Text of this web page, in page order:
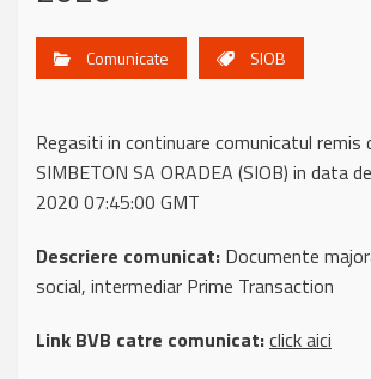
Comunicate SIOB
Regasiti in continuare comunicatul remis
SIMBETON SA ORADEA (SIOB) in data
2020 07:45:00 GMT
Descriere comunicat: Documente
social, intermediar Prime Transaction
Link BVB catre comunicat:click aici